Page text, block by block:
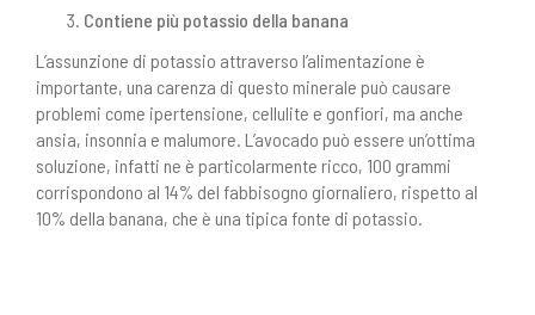
Contiene più potassio della banana
L’assunzione di potassio attraverso l’alimentazione è
importante, una carenza di questo minerale può causare
problemi come ipertensione, cellulite e gonfiori, ma anche
ansia, insonnia e malumore. L’avocado può essere un’ottima
soluzione, infatti ne è particolarmente ricco, 100 grammi
corrispondono al 14% del fabbisogno giornaliero, rispetto al
10% della banana, che è una tipica fonte di potassio.